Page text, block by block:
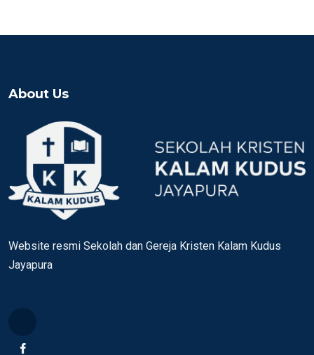
About Us
Website resmi Sekolah dan Gereja Kristen Kalam Kudus
Jayapura